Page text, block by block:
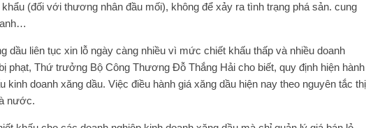
(đối với thương nhân đầu mối), không để xảy ra tình trạng phá sản. cung
dầu liên tục xin lỗ ngày càng nhiều vì mức chiết khấu thấp và nhiều doanh
phạt, Thứ trưởng Bộ Công Thương Đỗ Thắng Hải cho biết, quy định hiện hành
kinh doanh xăng dầu. Việc điều hành giá xăng dầu hiện nay theo nguyên tắc thị
nước.